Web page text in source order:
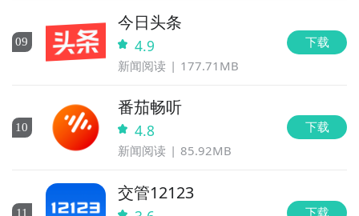
09
今日头条
4.9
新闻阅读 177.71MB
下载
10
番茄畅听
4.8
新闻阅读 85.92MB
下载
11
交管12123
下载